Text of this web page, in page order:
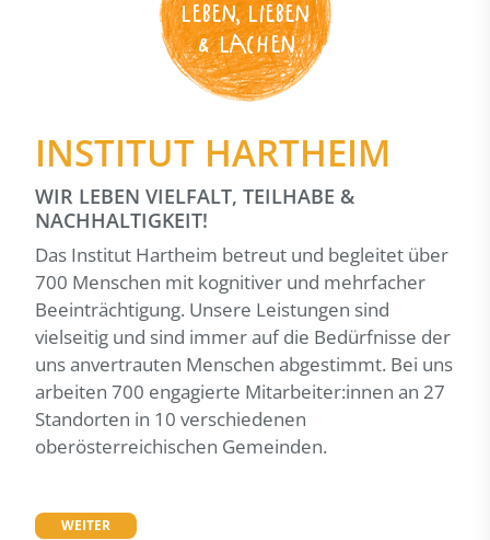
LEBEN, LIEBEN
& LACHEN
INSTITUT HARTHEIM
WIR LEBEN VIELFALT, TEILHABE &
NACHHALTIGKEIT!
Das Institut Hartheim betreut und begleitet über
700 Menschen mit kognitiver und mehrfacher
Beeinträchtigung. Unsere Leistungen sind
vielseitig und sind immer auf die Bedürfnisse der
uns anvertrauten Menschen abgestimmt. Bei uns
arbeiten 700 engagierte Mitarbeiter:innen an 27
Standorten in 10 verschiedenen
oberösterreichischen Gemeinden.
WEITER